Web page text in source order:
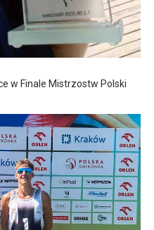
w Finale Mistrzostw Polski